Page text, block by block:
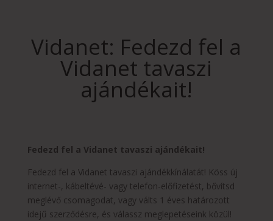
Vidanet: Fedezd fel a
Vidanet tavaszi
ajándékait!
Fedezd fel a Vidanet tavaszi ajándékait!
Fedezd fel a Vidanet tavaszi ajándékkínálatát! Köss új
internet-, kábeltévé- vagy telefon-előfizetést, bővítsd
meglévő csomagodat, vagy válts 1 éves határozott
idejű szerződésre, és válassz meglepetéseink közül!